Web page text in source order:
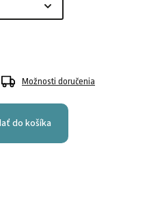
Možnosti doručenia
do košíka